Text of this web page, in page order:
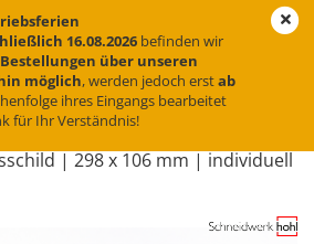
16.08.2026 befinden wir
Bestellungen über unseren
möglich, werden jedoch erstab
ihres Eingangs bearbeitet
für Ihr Verständnis!
weiter »
| 298 x 106 mm | in­di­vi­du­ell